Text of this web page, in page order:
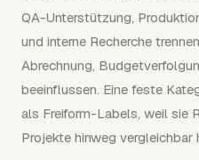
QA-Unterstützung,
und interne Recherche
Abrechnung,
beeinflussen. Eine feste
als Freiform-Labels, weil sie
Projekte hinweg vergleichbar